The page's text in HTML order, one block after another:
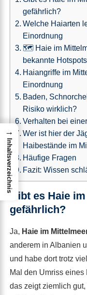
gefährlich?
Welche Haiarten
Einordnung
🗺️ Haie im
bekannte Hotspots
Haiangriffe im
Einordnung
Baden,
Risiko wirklich?
Verhalten bei
Wer ist hier der
Haibestände im
Häufige Fragen
Fazit: Wissen
Gibt es Haie
gefährlich?
Ja, Haie im
anderem in Albanien
und habe dort trotz
Mal den Umriss
das zeigt ziemlich
→
Inhaltsverzeichnis